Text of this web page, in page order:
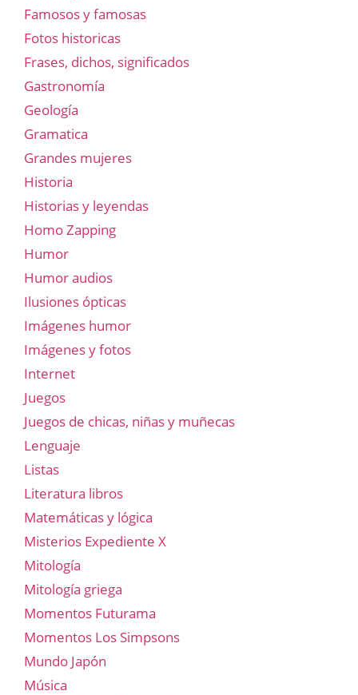
Famosos y famosas
Fotos historicas
Frases, dichos, significados
Gastronomía
Geología
Gramatica
Grandes mujeres
Historia
Historias y leyendas
Homo Zapping
Humor
Humor audios
Ilusiones ópticas
Imágenes humor
Imágenes y fotos
Internet
Juegos
Juegos de chicas, niñas y muñecas
Lenguaje
Listas
Literatura libros
Matemáticas y lógica
Misterios Expediente X
Mitología
Mitología griega
Momentos Futurama
Momentos Los Simpsons
Mundo Japón
Música